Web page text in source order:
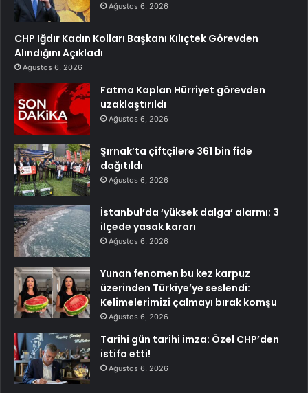
Ağustos 6, 2026
CHP Iğdır Kadın Kolları Başkanı Kılıçtek Görevden
Alındığını Açıkladı
Ağustos 6, 2026
Fatma Kaplan Hürriyet görevden
uzaklaştırıldı
Ağustos 6, 2026
Şırnak’ta çiftçilere 361 bin fide
dağıtıldı
Ağustos 6, 2026
İstanbul’da ‘yüksek dalga’ alarmı: 3
ilçede yasak kararı
Ağustos 6, 2026
Yunan fenomen bu kez karpuz
üzerinden Türkiye’ye seslendi:
Kelimelerimizi çalmayı bırak komşu
Ağustos 6, 2026
Tarihi gün tarihi imza: Özel CHP’den
istifa etti!
Ağustos 6, 2026